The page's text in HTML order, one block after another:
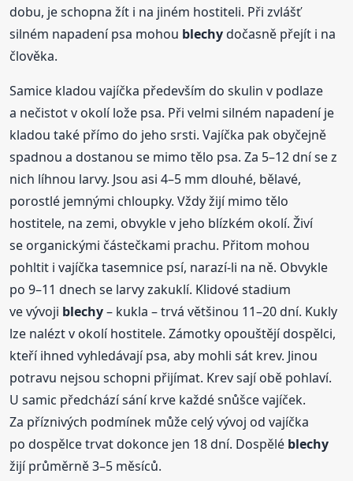
dobu, je schopna žít i na jiném hostiteli. Při zvlášť
silném napadení psa mohou blechydočasně přejít i na
člověka.
Samice kladou vajíčka především do skulin v podlaze
a nečistot v okolí lože psa. Při velmi silném napadení je
kladou také přímo do jeho srsti. Vajíčka pak obyčejně
spadnou a dostanou se mimo tělo psa. Za 5–12 dní se z
nich líhnou larvy. Jsou asi 4–5 mm dlouhé, bělavé,
porostlé jemnými chloupky. Vždy žijí mimo tělo
hostitele, na zemi, obvykle v jeho blízkém okolí. Živí
se organickými částečkami prachu. Přitom mohou
pohltit i vajíčka tasemnice psí, narazí-li na ně. Obvykle
po 9–11 dnech se larvy zakuklí. Klidové stadium
ve vývoji blechy– kukla – trvá většinou 11–20 dní. Kukly
lze nalézt v okolí hostitele. Zámotky opouštějí dospělci,
kteří ihned vyhledávají psa, aby mohli sát krev. Jinou
potravu nejsou schopni přijímat. Krev sají obě pohlaví.
U samic předchází sání krve každé snůšce vajíček.
Za příznivých podmínek může celý vývoj od vajíčka
po dospělce trvat dokonce jen 18 dní. Dospělé blechy
žijí průměrně 3–5 měsíců.